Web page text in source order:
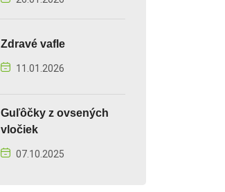
Zdravé vafle
11.01.2026
Guľôčky z ovsených
vločiek
07.10.2025